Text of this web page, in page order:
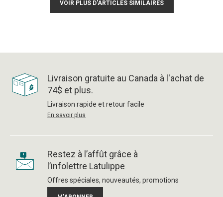
VOIR PLUS D'ARTICLES SIMILAIRES
Livraison gratuite au Canada à l'achat de
74$ et plus.
Livraison rapide et retour facile
En savoir plus
Restez à l’affût grâce à
l’infolettre Latulippe
Offres spéciales, nouveautés, promotions